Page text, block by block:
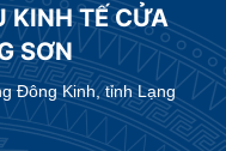
KINH TẾ CỬA
SƠN
Đông Kinh, tỉnh Lạng